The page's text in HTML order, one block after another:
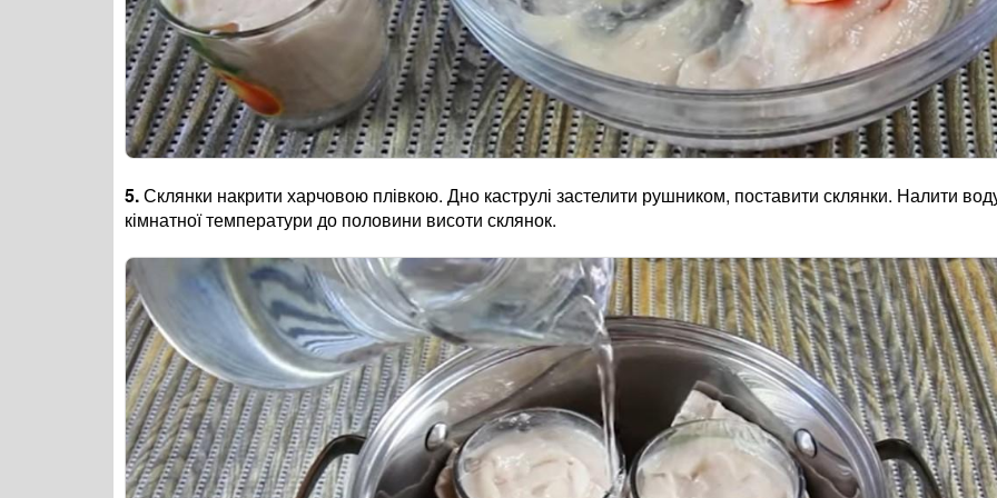
5.Склянки накрити харчовою плівкою. Дно каструлі застелити рушником, поставити склянки. Налити
кімнатної температури до половини висоти склянок.